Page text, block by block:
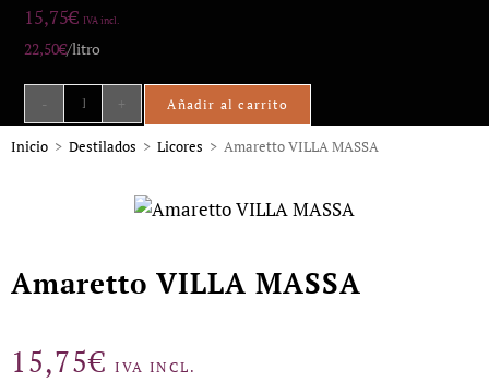
15,75€ IVA incl.
22,50€/litro
- + Añadir al carrito
Inicio > Destilados > Licores > Amaretto VILLA MASSA
Amaretto VILLA MASSA
15,75€ IVA INCL.